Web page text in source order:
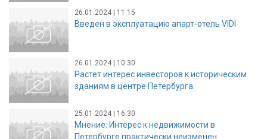
26.01.2024 | 11:15
Введен в эксплуатацию апарт-отель VIDI
26.01.2024 | 10:30
Растет интерес инвесторов к историческим
зданиям в центре Петербурга
25.01.2024 | 16:30
Мнение: Интерес к недвижимости в
Петербурге практически неизменен